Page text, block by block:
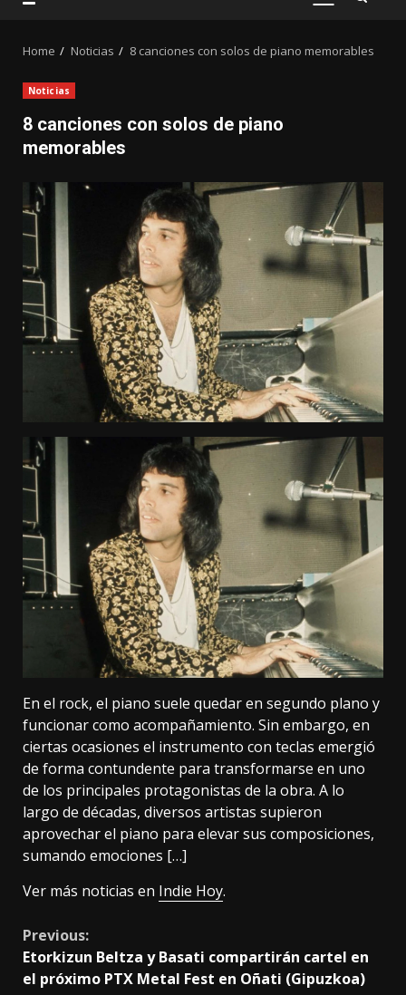
PRIMARY
Home Noticias 8 canciones con solos de piano memorables
Noticias
8 canciones con solos de piano
memorables
En el rock, el piano suele quedar en segundo plano y
funcionar como acompañamiento. Sin embargo, en
ciertas ocasiones el instrumento con teclas emergió
de forma contundente para transformarse en uno
de los principales protagonistas de la obra. A lo
largo de décadas, diversos artistas supieron
aprovechar el piano para elevar sus composiciones,
sumando emociones […]
Ver más noticias en Indie Hoy.
Continue
Reading
Previous:
Etorkizun Beltza y Basati compartirán cartel en
el próximo PTX Metal Fest en Oñati (Gipuzkoa)